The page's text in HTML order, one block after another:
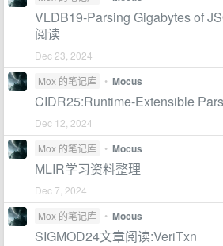
VLDB19-Parsing Gigabytes of
阅读
Dec 23, 2024
Mox 的笔记库
• Mocus
CIDR25:Runtime-Extensible
Dec 12, 2024
Mox 的笔记库
• Mocus
MLIR学习资料整理
Dec 7, 2024
Mox 的笔记库
• Mocus
SIGMOD24文章阅读:VeriTxn